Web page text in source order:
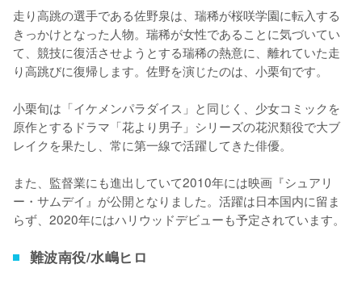
走り高跳の選手である佐野泉は、瑞稀が桜咲学園に転入する
きっかけとなった人物。瑞稀が女性であることに気づいてい
て、競技に復活させようとする瑞稀の熱意に、離れていた走
り高跳びに復帰します。佐野を演じたのは、小栗旬です。
小栗旬は「イケメンパラダイス」と同じく、少女コミックを
原作とするドラマ「花より男子」シリーズの花沢類役で大ブ
レイクを果たし、常に第一線で活躍してきた俳優。
また、監督業にも進出していて2010年には映画『シュアリ
ー・サムデイ』が公開となりました。活躍は日本国内に留ま
らず、2020年にはハリウッドデビューも予定されています。
難波南役/水嶋ヒロ